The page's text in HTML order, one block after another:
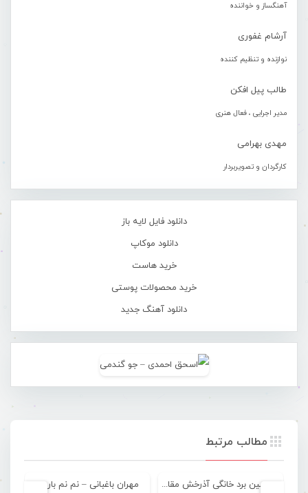
آهنگساز و خواننده
آرشام غفوری
نوازنده و تنظیم کننده
طالب پیل افکن
مدیر اجرایی ، فعال هنری
مهدی بهرامی
کارگردان و تصویربردار
دانلود فایل لایه باز
دانلود موکاپ
خرید هاست
خرید محصولات پوستی
دانلود آهنگ جدید
مطالب مرتبط
چهارمین برد خانگی آذرخش مقابل پارسیان مهران باغبانی – نم نم بارون